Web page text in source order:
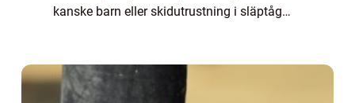
kanske barn eller skidutrustning i släptåg
enkelt...